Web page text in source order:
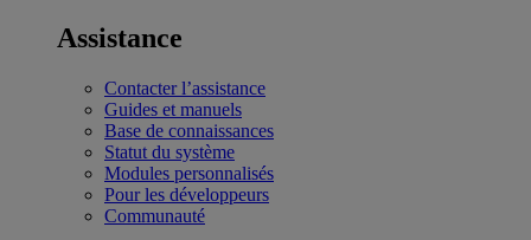
Assistance
Contacter l’assistance
Guides et manuels
Base de connaissances
Statut du système
Modules personnalisés
Pour les développeurs
Communauté